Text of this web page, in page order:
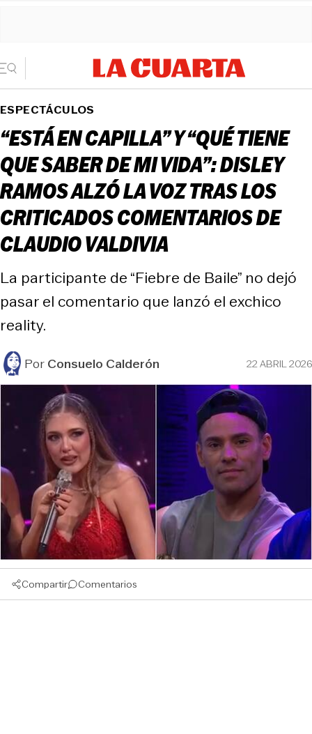
ESPECTÁCULOS
“ESTÁ EN CAPILLA” Y “QUÉ TIENE
QUE SABER DE MI VIDA”: DISLEY
RAMOS ALZÓ LA VOZ TRAS LOS
CRITICADOS COMENTARIOS DE
CLAUDIO VALDIVIA
La participante de “Fiebre de Baile” no dejó
pasar el comentario que lanzó el exchico
reality.
PorConsuelo Calderón 22 ABRIL 2026
Compartir Comentarios